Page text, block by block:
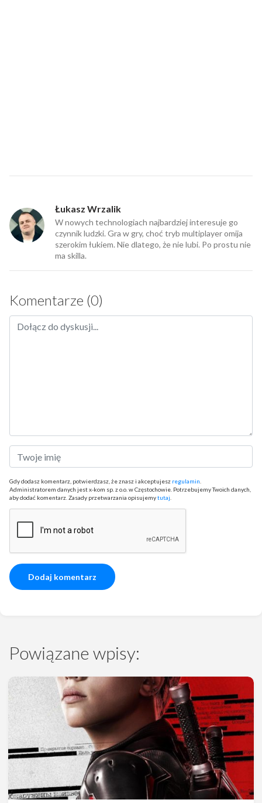
Łukasz Wrzalik
W nowych technologiach najbardziej interesuje go
czynnik ludzki. Gra w gry, choć tryb multiplayer omija
szerokim łukiem. Nie dlatego, że nie lubi. Po prostu nie
ma skilla.
Komentarze (0)
Gdy dodasz komentarz, potwierdzasz, że znasz i akceptujesz regulamin.
Administratorem danych jest x-kom sp. z o.o. w Częstochowie. Potrzebujemy Twoich danych,
aby dodać komentarz. Zasady przetwarzania opisujemytutaj.
Powiązane wpisy: